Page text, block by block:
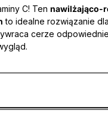
C! Ten nawilżająco-
to idealne rozwiązanie
cerze